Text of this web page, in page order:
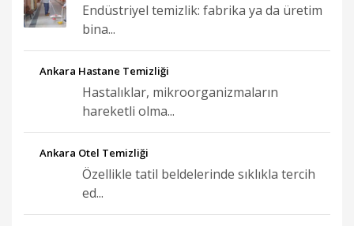
Endüstriyel temizlik: fabrika ya da üretim
bina...
Ankara Hastane Temizliği
Hastalıklar, mikroorganizmaların
hareketli olma...
Ankara Otel Temizliği
Özellikle tatil beldelerinde sıklıkla tercih
ed...